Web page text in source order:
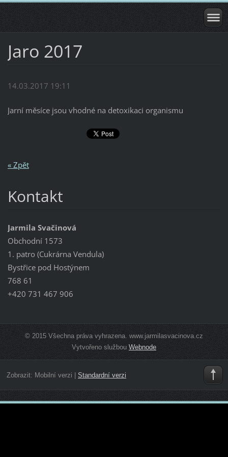
Jaro 2017
14.03.2017 19:11
Jarní měsíce jsou vhodné na detoxikaci organismu
« Zpět
Kontakt
Jarmila Svačinová
Obchodní 1573
1. patro (Cukrárna Vendula)
Bystřice pod Hostýnem
768 61
+420 731 467 906
© 2015 Všechna práva vyhrazena. www.jarmilasvacinova.cz
Vytvořeno službou Webnode
Zobrazit: Mobilní verzi Standardní verzi